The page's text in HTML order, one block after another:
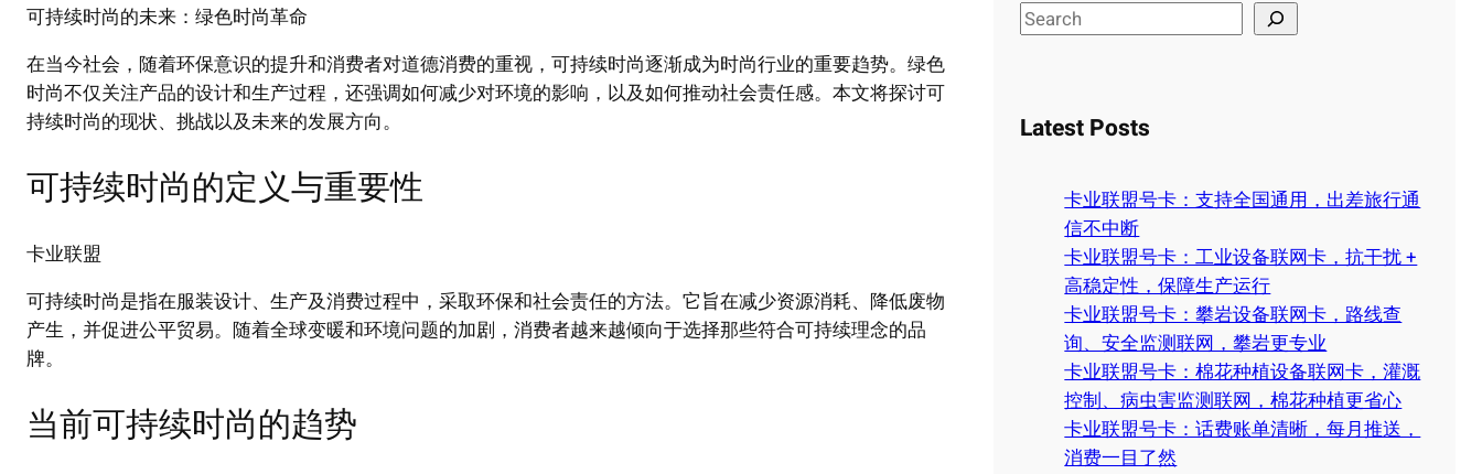
可持续时尚的未来：绿色时尚革命
在当今社会，随着环保意识的提升和消费者对道德消费的重视，可持续时尚逐渐成为时尚行业的重要趋势。绿色
时尚不仅关注产品的设计和生产过程，还强调如何减少对环境的影响，以及如何推动社会责任感。本文将探讨可
持续时尚的现状、挑战以及未来的发展方向。
可持续时尚的定义与重要性
卡业联盟
可持续时尚是指在服装设计、生产及消费过程中，采取环保和社会责任的方法。它旨在减少资源消耗、降低废物
产生，并促进公平贸易。随着全球变暖和环境问题的加剧，消费者越来越倾向于选择那些符合可持续理念的品
牌。
当前可持续时尚的趋势
S
e
c
Latest Posts
卡业联盟号卡：支持全国通用，出差旅行通
信不中断
卡业联盟号卡：工业设备联网卡，抗干扰 +
高稳定性，保障生产运行
卡业联盟号卡：攀岩设备联网卡，路线查
询、安全监测联网，攀岩更专业
卡业联盟号卡：棉花种植设备联网卡，灌溉
控制、病虫害监测联网，棉花种植更省心
卡业联盟号卡：话费账单清晰，每月推送，
消费一目了然